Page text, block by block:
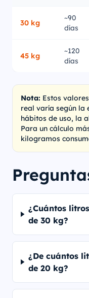
30 kg
~90
días
45 kg
~120
días
Nota: Estos
real varía según la
hábitos de uso, la
Para un cálculo
kilogramos
¿Cuántos
de 30 kg?
¿De cuántos
de 20 kg?